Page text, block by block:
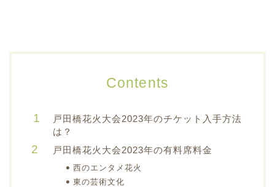
Contents
戸田橋花火大会2023年のチケット入手方法
は？
戸田橋花火大会2023年の有料席料金
西のエンタメ花火
東の芸術文化